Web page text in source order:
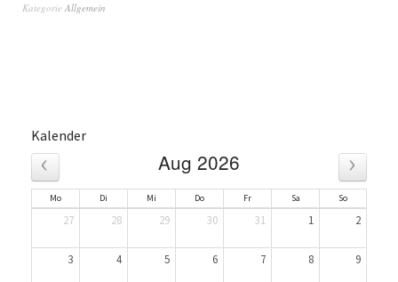
Kategorie Allgemein
Kalender
‹ Aug 2026 ›
Mo Di Mi Do Fr Sa So
27 28 29 30 31 1 2
3 4 5 6 7 8 9